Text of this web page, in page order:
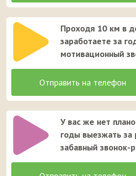
Проходя 10 км в
заработаете за
мотивационный
У вас же нет
годы выезжать за
забавный